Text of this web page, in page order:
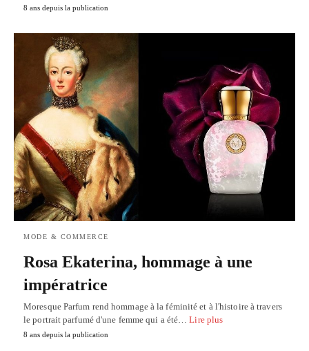
8 ans depuis la publication
MODE & COMMERCE
Rosa Ekaterina, hommage à une
impératrice
Moresque Parfum rend hommage à la féminité et à l'histoire à travers
le portrait parfumé d'une femme qui a été…Lire plus
8 ans depuis la publication